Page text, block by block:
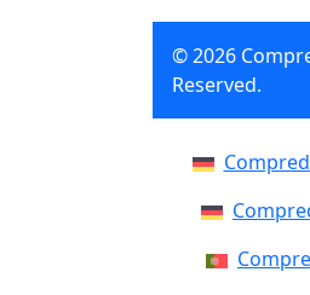
© 2026
Reserved.